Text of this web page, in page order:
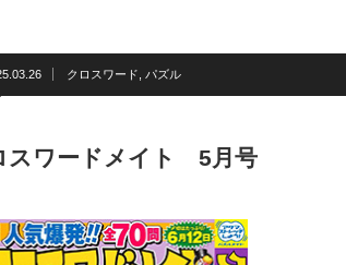
クロスワード パズル
スワードメイト 5月号